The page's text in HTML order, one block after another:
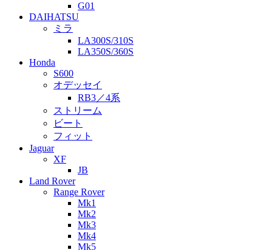
G01
DAIHATSU
ミラ
LA300S/310S
LA350S/360S
Honda
S600
オデッセイ
RB3／4系
ストリーム
ビート
フィット
Jaguar
XF
JB
Land Rover
Range Rover
Mk1
Mk2
Mk3
Mk4
Mk5